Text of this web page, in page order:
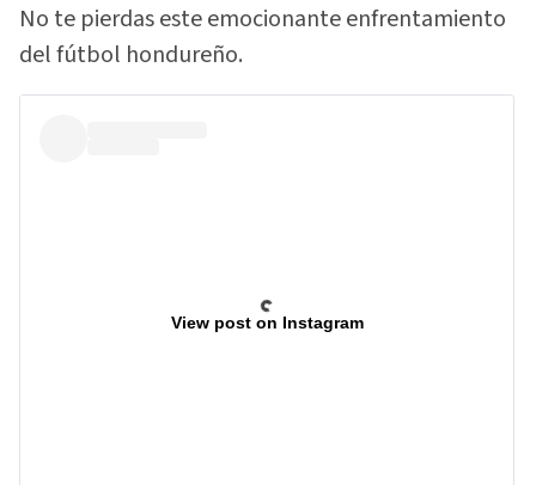
No te pierdas este emocionante enfrentamiento
del fútbol hondureño.
View post on Instagram